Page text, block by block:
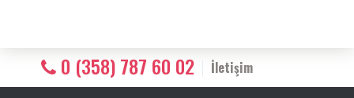
0 (358) 787 60 02 İletişim